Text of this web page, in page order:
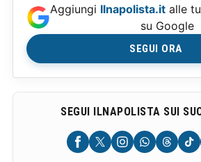
Aggiungi Ilnapolista.it alle
su Google
SEGUI ORA
SEGUI ILNAPOLISTA SUI